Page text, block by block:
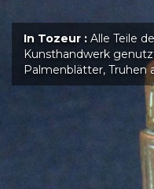
In Tozeur : Alle Teile
Kunsthandwerk
Palmenblätter, Truhen